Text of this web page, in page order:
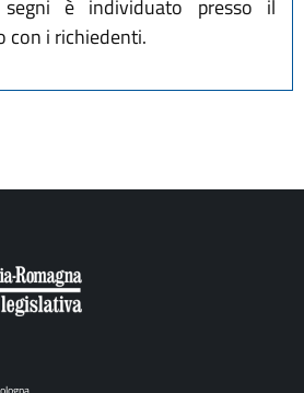
è individuato presso il
con i richiedenti.